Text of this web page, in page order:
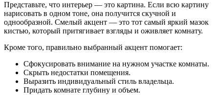
Представьте, что интерьер — это картина. Если всю картину
нарисовать в одном тоне, она получится скучной и
однообразной. Смелый акцент — это тот самый яркий мазок
кистью, который притягивает взгляды и оживляет комнату.
Кроме того, правильно выбранный акцент помогает:
Сфокусировать внимание на нужном участке комнаты.
Скрыть недостатки помещения.
Выразить индивидуальный стиль владельца.
Придать комнате глубину и объем.